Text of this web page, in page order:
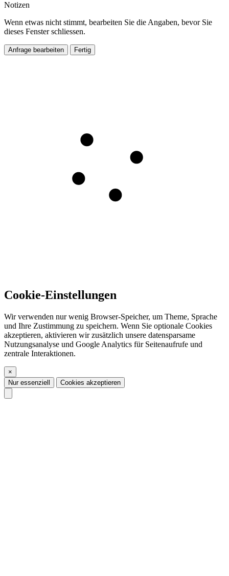
Notizen
Wenn etwas nicht stimmt, bearbeiten Sie die Angaben, bevor Sie
dieses Fenster schliessen.
Anfrage bearbeiten Fertig
Cookie-Einstellungen
Wir verwenden nur wenig Browser-Speicher, um Theme, Sprache
und Ihre Zustimmung zu speichern. Wenn Sie optionale Cookies
akzeptieren, aktivieren wir zusätzlich unsere datensparsame
Nutzungsanalyse und Google Analytics für Seitenaufrufe und
zentrale Interaktionen.
×
Nur essenziell
Cookies akzeptieren